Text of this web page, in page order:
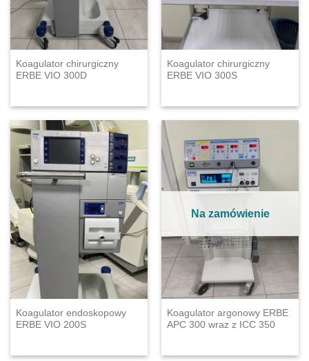
Koagulator chirurgiczny
ERBE VIO 300D
Koagulator chirurgiczny
ERBE VIO 300S
Koagulator endoskopowy
ERBE VIO 200S
Na zamówienie
Koagulator argonowy ERBE
APC 300 wraz z ICC 350